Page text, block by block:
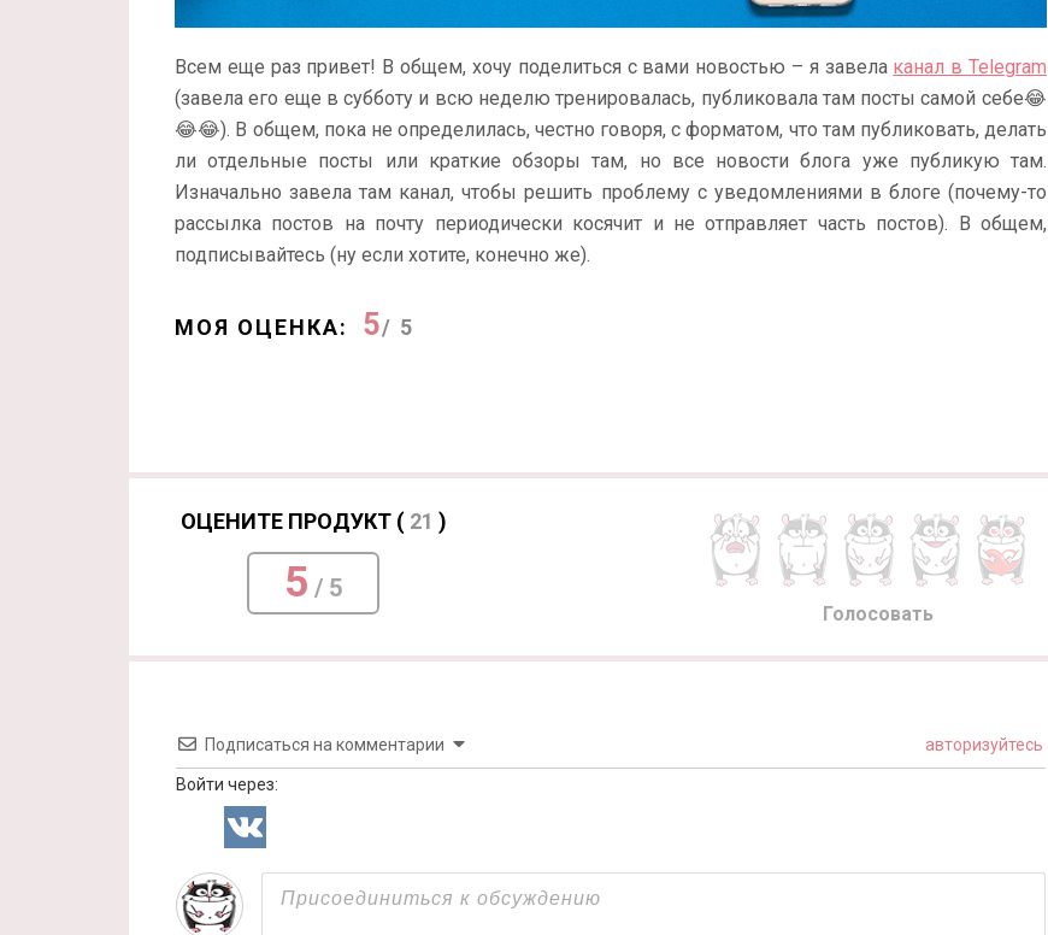
Всем еще раз привет! В общем, хочу поделиться с вами новостью – я завела канал в Telegram
(завела его еще в субботу и всю неделю тренировалась, публиковала там посты самой себе😂
😂😂). В общем, пока не определилась, честно говоря, с форматом, что там публиковать, делать
ли отдельные посты или краткие обзоры там, но все новости блога уже публикую там.
Изначально завела там канал, чтобы решить проблему с уведомлениями в блоге (почему-то
рассылка постов на почту периодически косячит и не отправляет часть постов). В общем,
подписывайтесь (ну если хотите, конечно же).
МОЯ ОЦЕНКА: 5/ 5
ОЦЕНИТЕ ПРОДУКТ ( 21 )
5 / 5
Голосовать
Подписаться на комментарии авторизуйтесь
Войти через: